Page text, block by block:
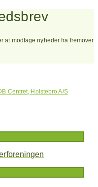
at modtage nyheder fra fremover
Centret, Holstebro A/S